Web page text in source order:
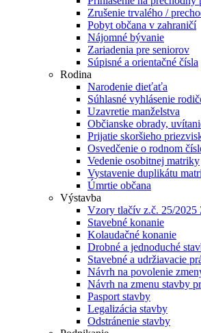
Zrušenie trvalého /
Pobyt občana v zahraničí
Nájomné bývanie
Zariadenia pre seniorov
Súpisné a orientačné čísla
Rodina
Narodenie dieťaťa
Súhlasné vyhlásenie
Uzavretie manželstva
Občianske obrady,
Prijatie skoršieho
Osvedčenie o rodnom
Vedenie osobitnej matriky
Vystavenie duplikátu
Úmrtie občana
Výstavba
Vzory tlačív z.č. 25/2025
Stavebné konanie
Kolaudačné konanie
Drobné a jednoduché
Stavebné a udržiavacie
Návrh na povolenie
Návrh na zmenu stavby
Pasport stavby
Legalizácia stavby
Odstránenie stavby